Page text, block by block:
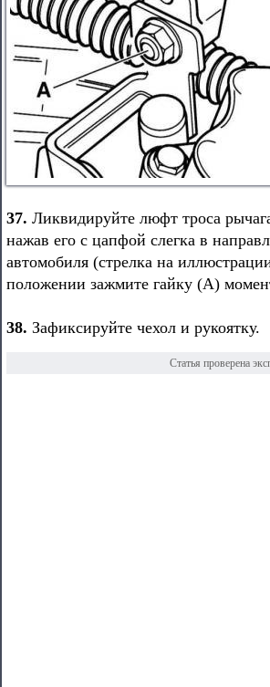
37. Ликвидируйте люфт троса
нажав его с цапфой слегка в
автомобиля (стрелка на
положении зажмите гайку (А)
38. Зафиксируйте чехол и рукоятку.
Статья проверена